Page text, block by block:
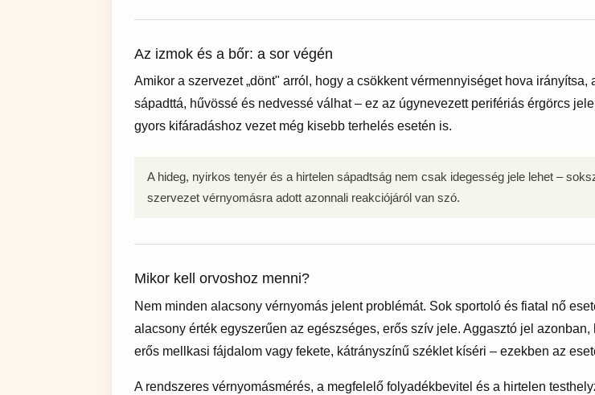
Az izmok és a bőr: a sor végén
Amikor a szervezet „dönt" arról, hogy a csökkent vérmennyiséget hova
sápadttá, hűvössé és nedvessé válhat – ez az úgynevezett perifériás érgörcs
gyors kifáradáshoz vezet még kisebb terhelés esetén is.
A hideg, nyirkos tenyér és a hirtelen sápadtság nem csak idegesség jele lehet –
szervezet vérnyomásra adott azonnali reakciójáról van szó.
Mikor kell orvoshoz menni?
Nem minden alacsony vérnyomás jelent problémát. Sok sportoló és fiatal nő
alacsony érték egyszerűen az egészséges, erős szív jele. Aggasztó jel
erős mellkasi fájdalom vagy fekete, kátrányszínű széklet kíséri – ezekben az
A rendszeres vérnyomásmérés, a megfelelő folyadékbevitel és a hirtelen